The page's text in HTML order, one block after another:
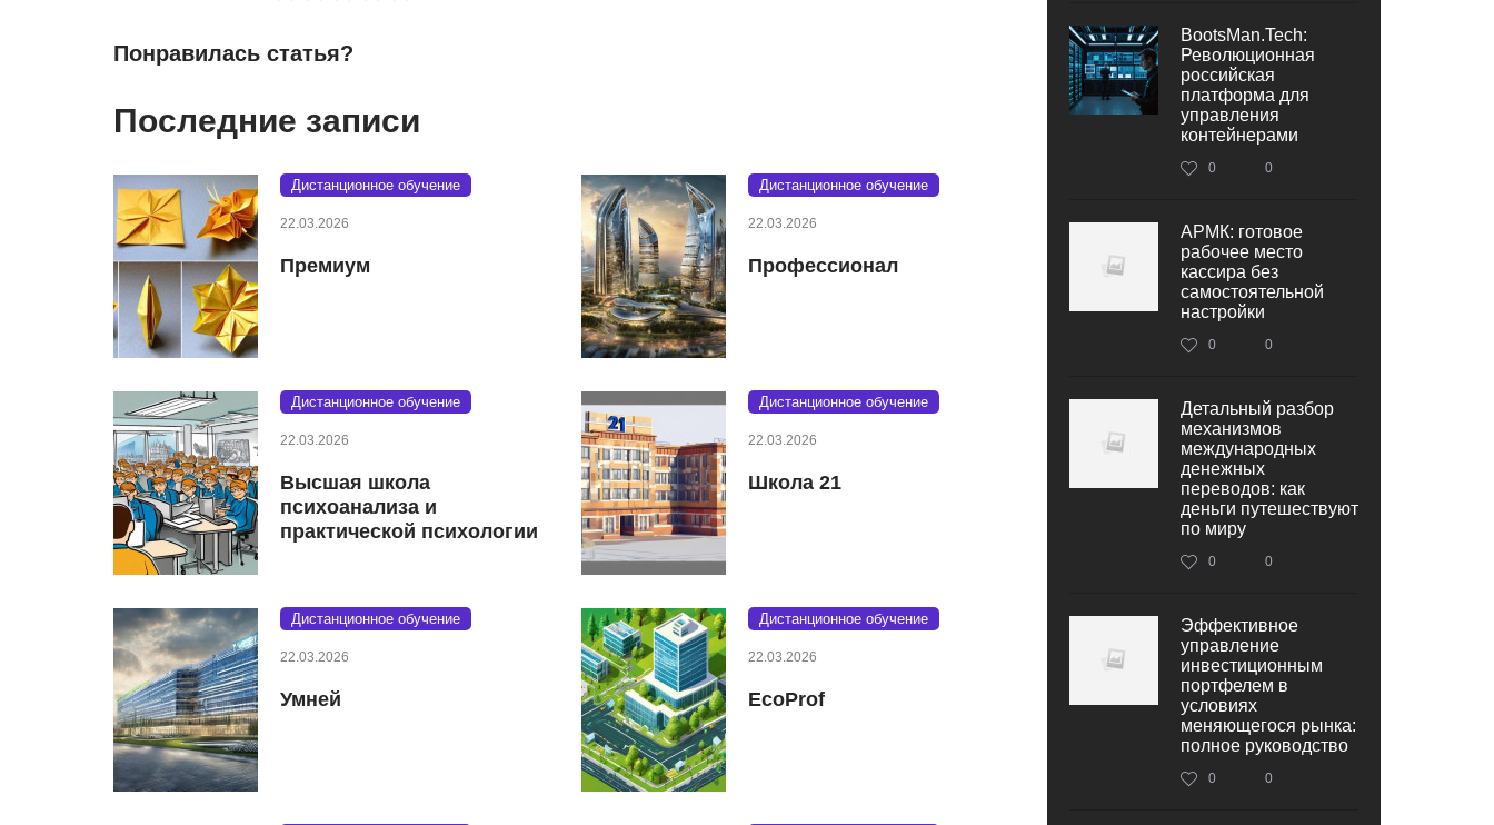
Понравилась статья?
Последние записи
Дистанционное обучение
22.03.2026
Премиум
Дистанционное обучение
22.03.2026
Профессионал
Дистанционное обучение
22.03.2026
Высшая школа
психоанализа и
практической психологии
Дистанционное обучение
22.03.2026
Школа 21
Дистанционное обучение
22.03.2026
Умней
Дистанционное обучение
22.03.2026
EcoProf
BootsMan.Tech:
Революционная
российская
платформа для
управления
контейнерами
0 0
АРМК: готовое
рабочее место
кассира без
самостоятельной
настройки
0 0
Детальный разбор
механизмов
международных
денежных
переводов: как
деньги путешествуют
по миру
0 0
Эффективное
управление
инвестиционным
портфелем в
условиях
меняющегося рынка:
полное руководство
0 0